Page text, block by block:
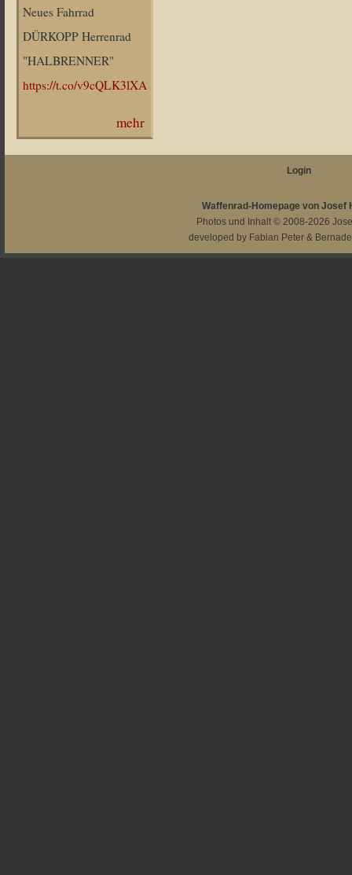
Neues Fahrrad
DÜRKOPP Herrenrad
"HALBRENNER"
https://t.co/v9cQLK3lXA
mehr
Login
Waffenrad-Homepage von Josef
Photos und Inhalt © 2008-2026
developed by Fabian Peter &